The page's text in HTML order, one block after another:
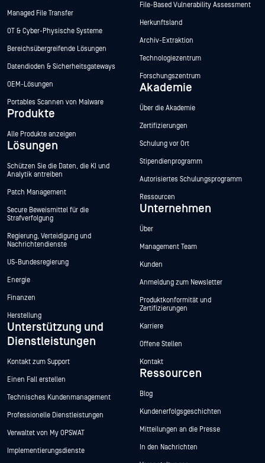
Managed File Transfer
OT & Cyber-Physische Systeme
Bereichsübergreifende Lösungen
Datendioden & Sicherheitsgateways
OEM-Lösungen
Portables Scannen von Malware
Produkte
Alle Produkte anzeigen
Lösungen
Schützen Sie die Daten, die KI und
Analytik antreiben
Patch Management
Secure Beweismittel für die
Strafverfolgung
Regierung, Verteidigung und
Nachrichtendienste
US-Bundesregierung
Energie
Finanzen
Herstellung
Unterstützung und
Dienstleistungen
Kontakt zum Support
Einen Fall erstellen
Technisches Kundenmanagement
Professionelle Dienstleistungen
Verwaltet von My OPSWAT
Implementierungsdienste
File-Based Vulnerability Assessment
Herkunftsland
Archiv-Extraktion
Technologiezentrum
Forschungszentrum
Akademie
Über die Akademie
Zertifizierungen
Schulung vor Ort
Stipendienprogramm
Autorisiertes Schulungsprogramm
Ressourcen
Unternehmen
Über
Management Team
Kunden
Anmeldung zum Newsletter
Produktkonformität und
Zertifizierungen
Karriere
Offene Stellen
Kontakt
Ressourcen
Blog
Kundenerfolgsgeschichten
Mitteilungen an die Presse
In den Nachrichten